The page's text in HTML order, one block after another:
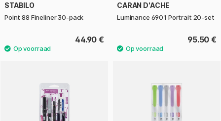
STABILO
Point 88 Fineliner 30-pack
44.90 €
CARAN D'ACHE
Luminance 6901 Portrait 20-set
95.50 €